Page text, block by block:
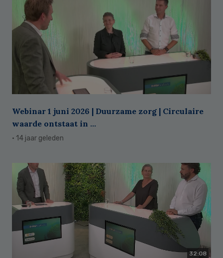
Webinar 1 juni 2026 | Duurzame zorg | Circulaire
waarde ontstaat in ...
· 14 jaar geleden
32:08